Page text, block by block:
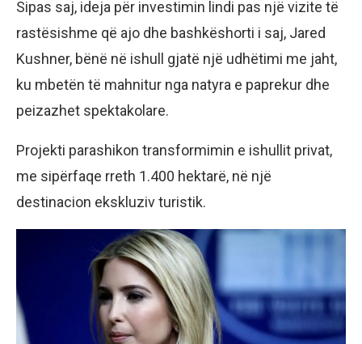
Sipas saj, ideja për investimin lindi pas një vizite të
rastësishme që ajo dhe bashkëshorti i saj, Jared
Kushner, bënë në ishull gjatë një udhëtimi me jaht,
ku mbetën të mahnitur nga natyra e paprekur dhe
peizazhet spektakolare.
Projekti parashikon transformimin e ishullit privat,
me sipërfaqe rreth 1.400 hektarë, në një
destinacion ekskluziv turistik.